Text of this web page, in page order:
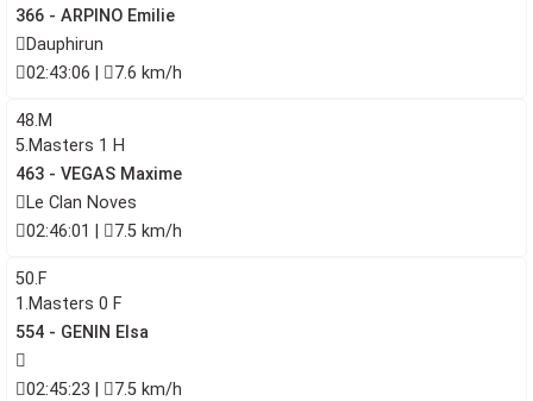
366 - ARPINO Emilie
Dauphirun
02:43:06 |
7.6 km/h
48.M
5.Masters 1 H
463 - VEGAS Maxime
Le Clan Noves
02:46:01 |
7.5 km/h
50.F
1.Masters 0 F
554 - GENIN Elsa
02:45:23 | 7.5 km/h